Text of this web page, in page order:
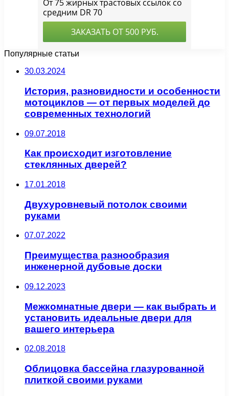
Популярные статьи
30.03.2024
История, разновидности и особенности
мотоциклов — от первых моделей до
современных технологий
09.07.2018
Как происходит изготовление
стеклянных дверей?
17.01.2018
Двухуровневый потолок своими
руками
07.07.2022
Преимущества разнообразия
инженерной дубовые доски
09.12.2023
Межкомнатные двери — как выбрать и
установить идеальные двери для
вашего интерьера
02.08.2018
Облицовка бассейна глазурованной
плиткой своими руками